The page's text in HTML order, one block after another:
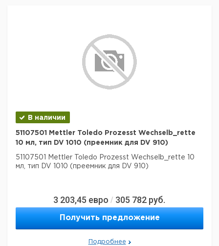
В наличии
51107501 Mettler Toledo Prozesst Wechselb_rette
10 мл, тип DV 1010 (преемник для DV 910)
51107501 Mettler Toledo Prozesst Wechselb_rette 10
мл, тип DV 1010 (преемник для DV 910)
3 203,45 евро / 305 782 руб.
Получить предложение
Подробнее